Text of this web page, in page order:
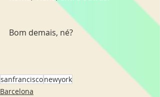
Bom demais, né?
sanfrancisconewyork
Barcelona